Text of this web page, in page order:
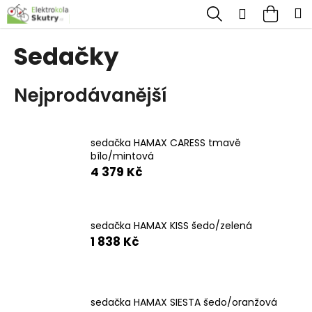
Přejít
na
obsah
Hledat
Sedačky
Nejprodávanější
sedačka HAMAX CARESS tmavě
bílo/mintová
4 379 Kč
sedačka HAMAX KISS šedo/zelená
1 838 Kč
sedačka HAMAX SIESTA šedo/oranžová
K
o
o